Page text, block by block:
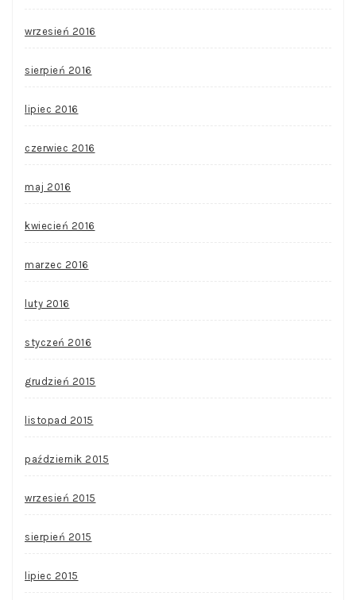
wrzesień 2016
sierpień 2016
lipiec 2016
czerwiec 2016
maj 2016
kwiecień 2016
marzec 2016
luty 2016
styczeń 2016
grudzień 2015
listopad 2015
październik 2015
wrzesień 2015
sierpień 2015
lipiec 2015